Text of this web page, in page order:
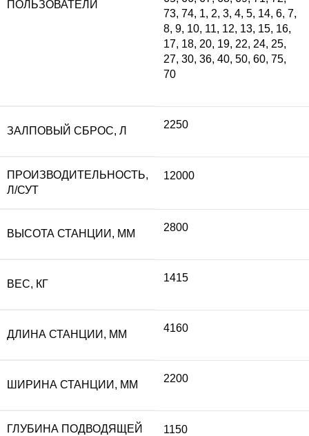
100 ₽.
ПОЛЬЗОВАТЕЛИ
73, 74, 1, 2, 3, 4, 5, 14, 6, 7,
8, 9, 10, 11, 12, 13, 15, 16,
17, 18, 20, 19, 22, 24, 25,
27, 30, 36, 40, 50, 60, 75,
70
ЗАЛПОВЫЙ СБРОС, Л
2250
ПРОИЗВОДИТЕЛЬНОСТЬ,
Л/СУТ
12000
ВЫСОТА СТАНЦИИ, ММ
2800
ВЕС, КГ
1415
ДЛИНА СТАНЦИИ, ММ
4160
ШИРИНА СТАНЦИИ, ММ
2200
ГЛУБИНА ПОДВОДЯЩЕЙ
1150